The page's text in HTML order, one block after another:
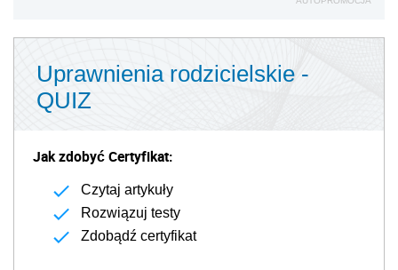
Uprawnienia rodzicielskie -
QUIZ
Jak zdobyć Certyfikat:
Czytaj artykuły
Rozwiązuj testy
Zdobądź certyfikat